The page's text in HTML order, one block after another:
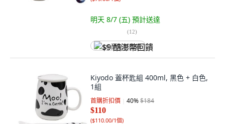
明天 8/7 (五) 預計送達
(12)
$9 酷澎幣回饋
Kiyodo 蓋杯匙組 400ml, 黑色 + 白色,
1組
首購折扣價 40%$184
$110
($110.00/1個)